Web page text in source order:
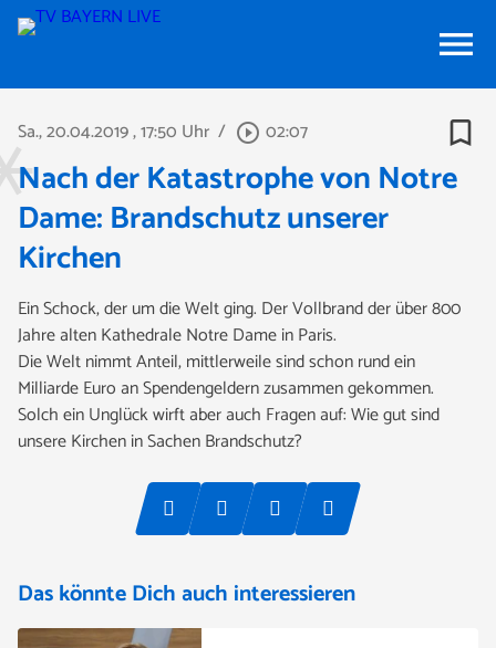
menu
Sa., 20.04.2019, 17:50 Uhr / play_circle_outline 02:07 bookmark_border
Nach der Katastrophe von Notre
Dame: Brandschutz unserer
Kirchen
Ein Schock, der um die Welt ging. Der Vollbrand der über 800
Jahre alten Kathedrale Notre Dame in Paris.
Die Welt nimmt Anteil, mittlerweile sind schon rund ein
Milliarde Euro an Spendengeldern zusammen gekommen.
Solch ein Unglück wirft aber auch Fragen auf: Wie gut sind
unsere Kirchen in Sachen Brandschutz?
Das könnte Dich auch interessieren